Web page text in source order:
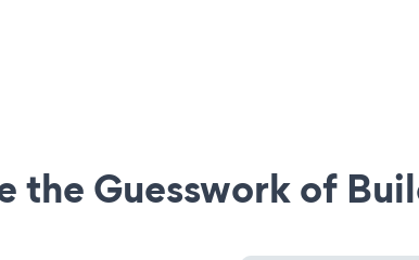
the Guesswork of